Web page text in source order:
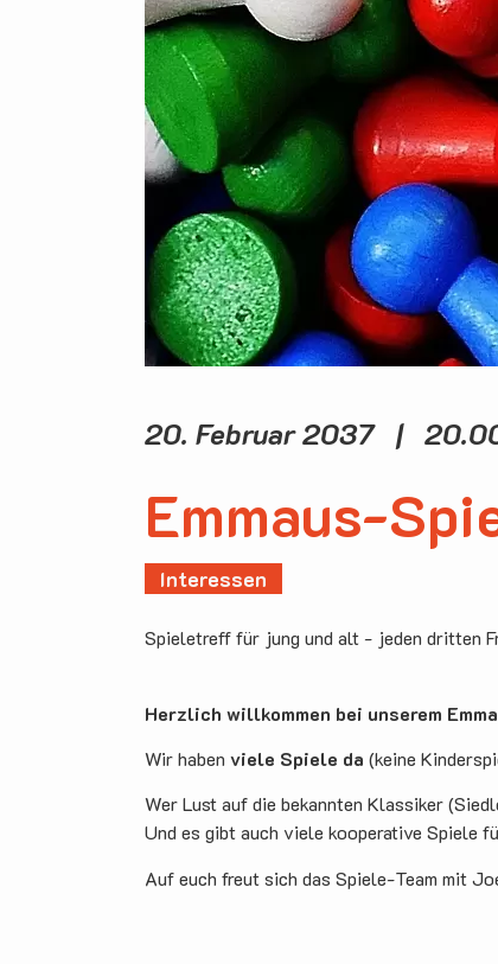
20. Februar 2037 | 20.00
Emmaus-
Interessen
Spieletreff für jung und alt - jeden dritten
Herzlich willkommen bei unserem
Wir haben viele Spiele da (keine
Wer Lust auf die bekannten Klassiker
Und es gibt auch viele kooperative Spiele
Auf euch freut sich das Spiele-Team mit